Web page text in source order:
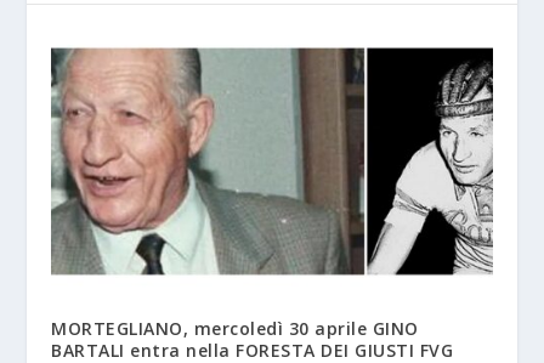
MORTEGLIANO, mercoledì 30 aprile GINO
BARTALI entra nella FORESTA DEI GIUSTI FVG